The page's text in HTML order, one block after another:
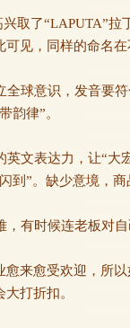
取了“LAPUTA”拉
见，同样的命名
球意识，发音要符
韵律”。
文表达力，让“大
到”。缺少意境，商
有时候连老板对自
愈来愈受欢迎，所
打折扣。